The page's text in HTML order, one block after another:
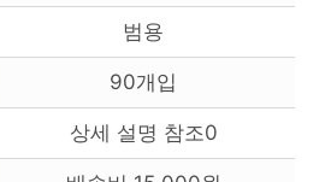
범용
90개입
상세 설명 참조0